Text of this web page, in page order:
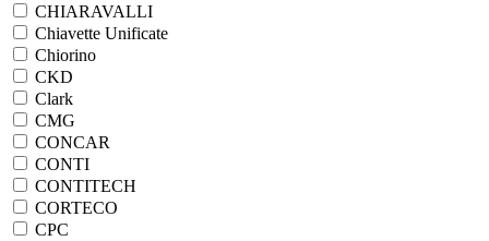
CHIARAVALLI
Chiavette Unificate
Chiorino
CKD
Clark
CMG
CONCAR
CONTI
CONTITECH
CORTECO
CPC